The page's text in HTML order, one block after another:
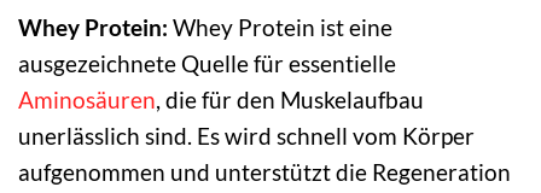
Whey Protein: Whey Protein ist eine
ausgezeichnete Quelle für essentielle
Aminosäuren, die für den Muskelaufbau
unerlässlich sind. Es wird schnell vom Körper
aufgenommen und unterstützt die Regeneration